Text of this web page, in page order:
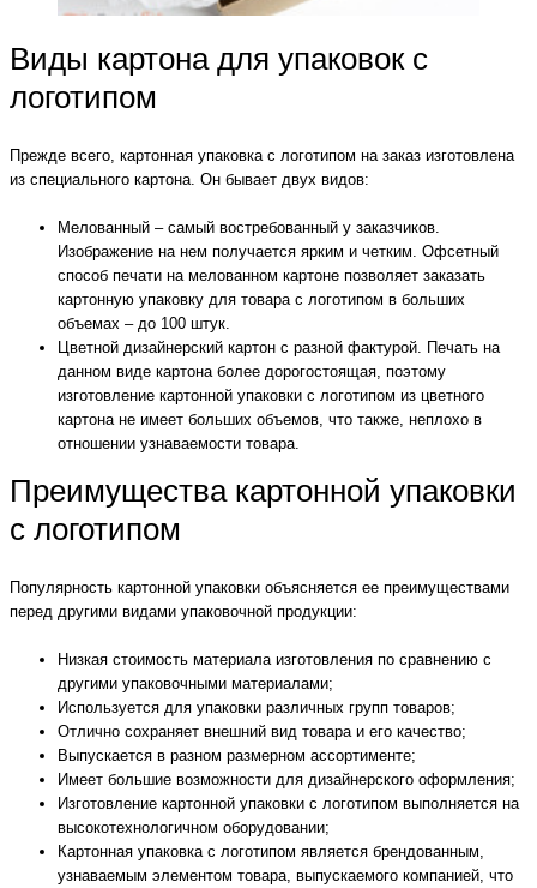
Виды картона для упаковок с
логотипом
Прежде всего, картонная упаковка с логотипом на заказ изготовлена
из специального картона. Он бывает двух видов:
Мелованный – самый востребованный у заказчиков.
Изображение на нем получается ярким и четким. Офсетный
способ печати на мелованном картоне позволяет заказать
картонную упаковку для товара с логотипом в больших
объемах – до 100 штук.
Цветной дизайнерский картон с разной фактурой. Печать на
данном виде картона более дорогостоящая, поэтому
изготовление картонной упаковки с логотипом из цветного
картона не имеет больших объемов, что также, неплохо в
отношении узнаваемости товара.
Преимущества картонной упаковки
с логотипом
Популярность картонной упаковки объясняется ее преимуществами
перед другими видами упаковочной продукции:
Низкая стоимость материала изготовления по сравнению с
другими упаковочными материалами;
Используется для упаковки различных групп товаров;
Отлично сохраняет внешний вид товара и его качество;
Выпускается в разном размерном ассортименте;
Имеет большие возможности для дизайнерского оформления;
Изготовление картонной упаковки с логотипом выполняется на
высокотехнологичном оборудовании;
Картонная упаковка с логотипом является брендованным,
узнаваемым элементом товара, выпускаемого компанией, что